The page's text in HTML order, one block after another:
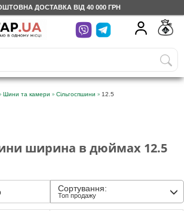
ДОСТАВКА ВІД 40 000 ГРН
UA
грн
по Україні
Шини та камери » Сільгоспшини » 12.5
ширина в дюймах 12.5
Сортування:
Топ продажу